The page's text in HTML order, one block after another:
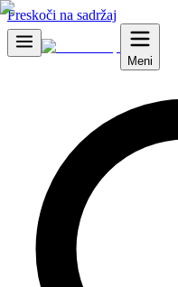
Preskoči na sadržaj
Meni